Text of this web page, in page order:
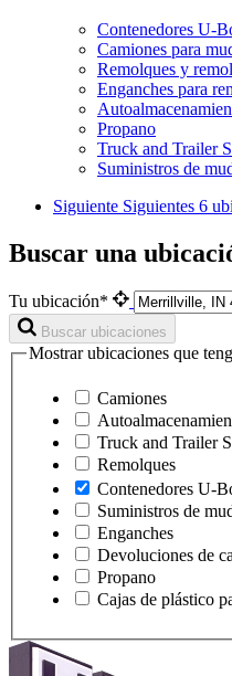
Contenedores U-
Camiones para
Remolques y
Enganches para
Propano
Truck and Trailer
Suministros de
Siguiente Siguientes 6
Buscar una
Tu ubicación*
Buscar ubicaciones
Mostrar ubicaciones que
Camiones
Truck and Trailer
Remolques
Contenedores U-
Suministros de
Enganches
Devoluciones de
Propano
Cajas de plástico